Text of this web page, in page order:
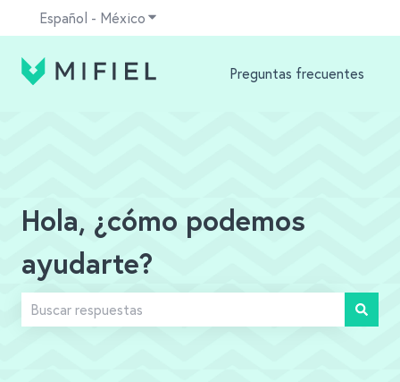
Español - México Traducciones de Mostrar submenú para
Preguntas frecuentes
Hola, ¿cómo podemos
ayudarte?